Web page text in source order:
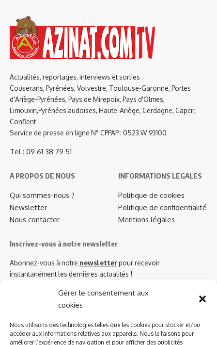
Gérer le consentement aux
cookies
Nous utilisons des technologies telles que les cookies pour stocker et/ou
accéder aux informations relatives aux appareils. Nous le faisons pour
améliorer l’expérience de navigation et pour afficher des publicités
Actualités, reportages, interviews et sorties
Couserans, Pyrénées, Volvestre, Toulouse-Garonne, Portes
d'Ariège-Pyrénées, Pays de Mirepoix, Pays d'Olmes,
Limouxin,Pyrénées audoises, Haute-Ariège, Cerdagne, Capcir,
Conflent
Service de presse en ligne N° CPPAP : 0523 W 93100
Tel : 09 61 38 79 51
A PROPOS DE NOUS
Qui sommes-nous ?
Newsletter
Nous contacter
INFORMATIONS LEGALES
Politique de cookies
Politique de confidentialité
Mentions légales
Inscrivez-vous à notre newsletter
Abonnez-vous à notre newsletterpour recevoir
instantanément les dernières actualités !
Azinat.com TV soutient